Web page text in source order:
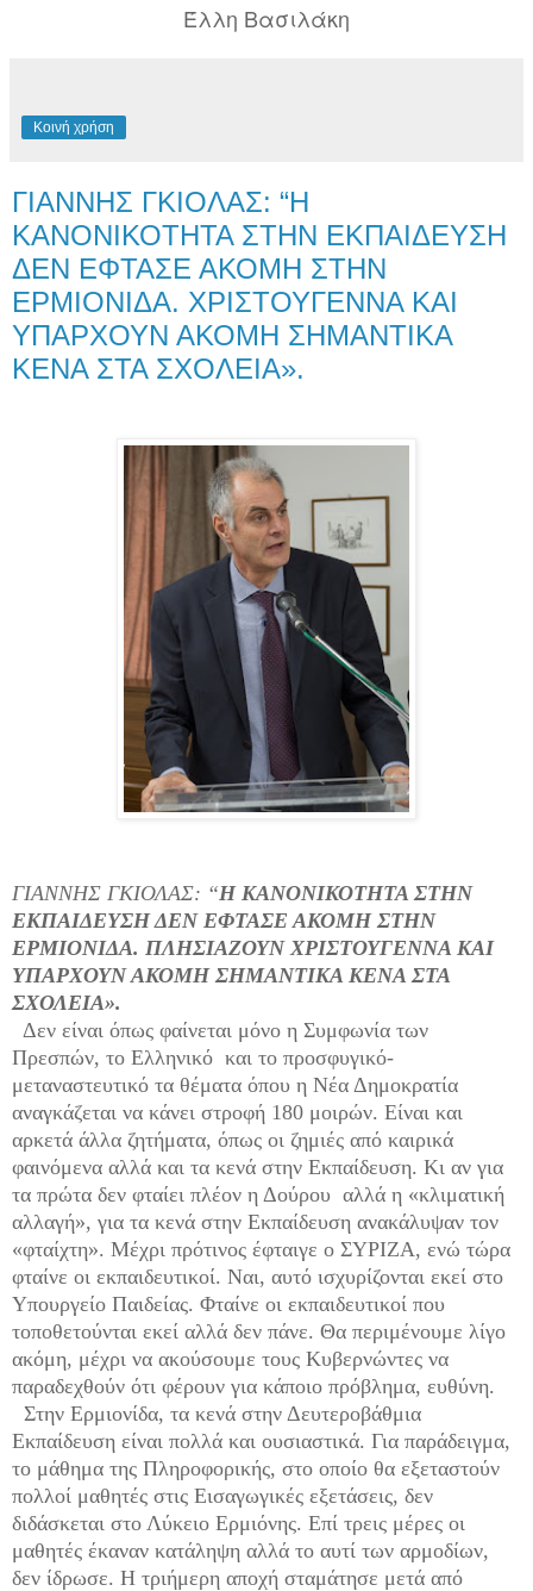
Έλλη Βασιλάκη
Κοινή χρήση
ΓΙΑΝΝΗΣ ΓΚΙΟΛΑΣ: “Η
ΚΑΝΟΝΙΚΟΤΗΤΑ ΣΤΗΝ ΕΚΠΑΙΔΕΥΣΗ
ΔΕΝ ΕΦΤΑΣΕ ΑΚΟΜΗ ΣΤΗΝ
ΕΡΜΙΟΝΙΔΑ. ΧΡΙΣΤΟΥΓΕΝΝΑ ΚΑΙ
ΥΠΑΡΧΟΥΝ ΑΚΟΜΗ ΣΗΜΑΝΤΙΚΑ
ΚΕΝΑ ΣΤΑ ΣΧΟΛΕΙΑ».
ΓΙΑΝΝΗΣ ΓΚΙΟΛΑΣ: “Η ΚΑΝΟΝΙΚΟΤΗΤΑ ΣΤΗΝ
ΕΚΠΑΙΔΕΥΣΗ ΔΕΝ ΕΦΤΑΣΕ ΑΚΟΜΗ ΣΤΗΝ
ΕΡΜΙΟΝΙΔΑ. ΠΛΗΣΙΑΖΟΥΝ ΧΡΙΣΤΟΥΓΕΝΝΑ ΚΑΙ
ΥΠΑΡΧΟΥΝ ΑΚΟΜΗ ΣΗΜΑΝΤΙΚΑ ΚΕΝΑ ΣΤΑ
ΣΧΟΛΕΙΑ».
Δεν είναι όπως φαίνεται μόνο η Συμφωνία των
Πρεσπών, το Ελληνικό και το προσφυγικό-
μεταναστευτικό τα θέματα όπου η Νέα Δημοκρατία
αναγκάζεται να κάνει στροφή 180 μοιρών. Είναι και
αρκετά άλλα ζητήματα, όπως οι ζημιές από καιρικά
φαινόμενα αλλά και τα κενά στην Εκπαίδευση. Κι αν για
τα πρώτα δεν φταίει πλέον η Δούρου αλλά η «κλιματική
αλλαγή», για τα κενά στην Εκπαίδευση ανακάλυψαν τον
«φταίχτη». Μέχρι πρότινος έφταιγε ο ΣΥΡΙΖΑ, ενώ τώρα
φταίνε οι εκπαιδευτικοί. Ναι, αυτό ισχυρίζονται εκεί στο
Υπουργείο Παιδείας. Φταίνε οι εκπαιδευτικοί που
τοποθετούνται εκεί αλλά δεν πάνε. Θα περιμένουμε λίγο
ακόμη, μέχρι να ακούσουμε τους Κυβερνώντες να
παραδεχθούν ότι φέρουν για κάποιο πρόβλημα, ευθύνη.
Στην Ερμιονίδα, τα κενά στην Δευτεροβάθμια
Εκπαίδευση είναι πολλά και ουσιαστικά. Για παράδειγμα,
το μάθημα της Πληροφορικής, στο οποίο θα εξεταστούν
πολλοί μαθητές στις Εισαγωγικές εξετάσεις, δεν
διδάσκεται στο Λύκειο Ερμιόνης. Επί τρεις μέρες οι
μαθητές έκαναν κατάληψη αλλά το αυτί των αρμοδίων,
δεν ίδρωσε. Η τριήμερη αποχή σταμάτησε μετά από